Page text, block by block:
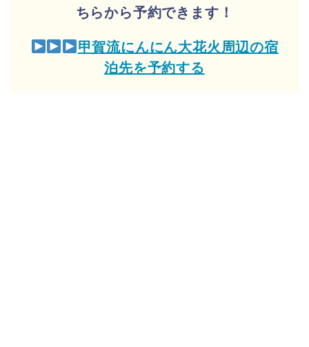
ちらから予約できます！
甲賀流にんにん大花火周辺の宿
泊先を予約する